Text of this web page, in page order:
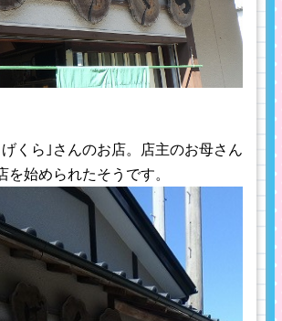
くら｣さんのお店。店主のお母さん
を始められたそうです。